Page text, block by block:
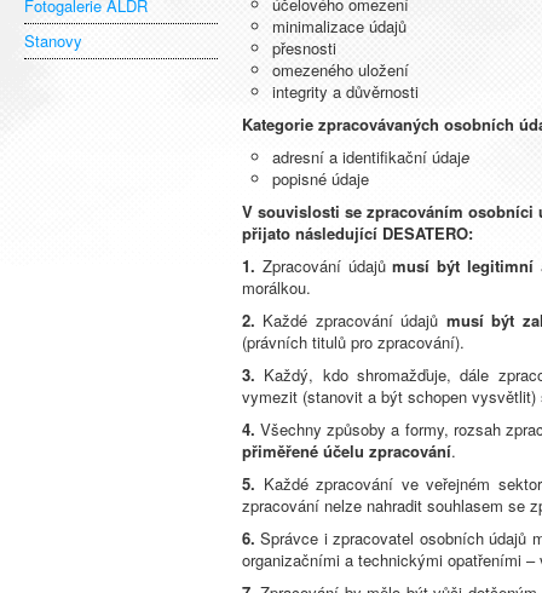
Fotogalerie ALDR
Stanovy
minimalizace údajů
přesnosti
omezeného uložení
integrity a důvěrnosti
Kategorie zpracovávaných osobních
adresní a identiﬁkační údaje
popisné údaje
V souvislosti se zpracováním
přijato následující DESATERO:
1. Zpracování údajůmusí být legitimní
morálkou.
2. Každé zpracování údajů musí být
(právních titulů pro zpracování).
3. Každý, kdo shromažďuje, dále
vymezit (stanovit a být schopen vysvětlit)
4. Všechny způsoby a formy, rozsah
přiměřené účelu zpracování.
5. Každé zpracování ve veřejném
zpracování nelze nahradit souhlasem se
6. Správce i zpracovatel osobních údajů
organizačními a technickými opatřeními